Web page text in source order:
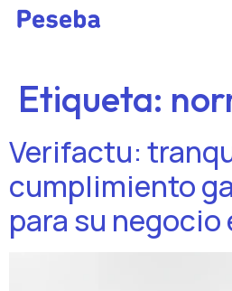
Etiqueta:
Verifactu:
cumplimiento
para su negocio